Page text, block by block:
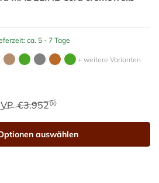
ca. 5 - 7 Tage
+ weitere Varianten
€3.95200
auswählen